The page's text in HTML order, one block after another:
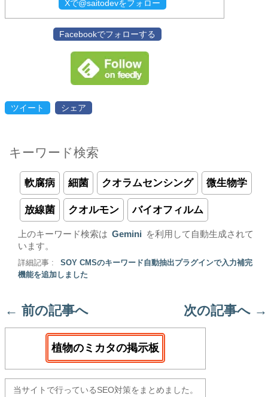
Xで@saitodevをフォロー
Facebookでフォローする
ツイート シェア
キーワード検索
軟腐病 細菌 クオラムセンシング 微生物学
放線菌 クオルモン バイオフィルム
上のキーワード検索は Gemini
を利用して自動生成されて
います。
詳細記事 :
SOY CMSのキーワード自動抽出プラグインで入力補完
機能を追加しました
← 前の記事へ 次の記事へ →
植物のミカタの掲示板
当サイトで行っているSEO対策をまとめました。